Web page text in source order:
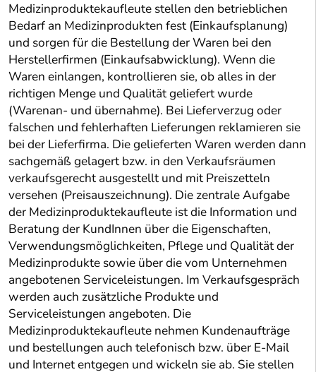
Medizinproduktekaufleute stellen den betrieblichen
Bedarf an Medizinprodukten fest (Einkaufsplanung)
und sorgen für die Bestellung der Waren bei den
Herstellerfirmen (Einkaufsabwicklung). Wenn die
Waren einlangen, kontrollieren sie, ob alles in der
richtigen Menge und Qualität geliefert wurde
(Warenan- und übernahme). Bei Lieferverzug oder
falschen und fehlerhaften Lieferungen reklamieren sie
bei der Lieferfirma. Die gelieferten Waren werden dann
sachgemäß gelagert bzw. in den Verkaufsräumen
verkaufsgerecht ausgestellt und mit Preiszetteln
versehen (Preisauszeichnung). Die zentrale Aufgabe
der Medizinproduktekaufleute ist die Information und
Beratung der KundInnen über die Eigenschaften,
Verwendungsmöglichkeiten, Pflege und Qualität der
Medizinprodukte sowie über die vom Unternehmen
angebotenen Serviceleistungen. Im Verkaufsgespräch
werden auch zusätzliche Produkte und
Serviceleistungen angeboten. Die
Medizinproduktekaufleute nehmen Kundenaufträge
und bestellungen auch telefonisch bzw. über E-Mail
und Internet entgegen und wickeln sie ab. Sie stellen